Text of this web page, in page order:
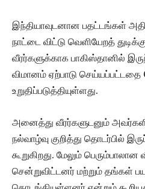
இந்தியாவுடனான பதட்டங்கள்
நாட்டை விட்டு வெளியேறத்
வீரர்களுக்காக பாகிஸ்தானில்
விமானம் ஏற்பாடு
உறுதிப்படுத்தியுள்ளது.
அனைத்து வீரர்களுடனும்
நல்வாழ்வு குறித்து தொடர்பில்
கூறுகிறது. மேலும்
சென்றுவிட்டனர் மற்றும் தங்கள்